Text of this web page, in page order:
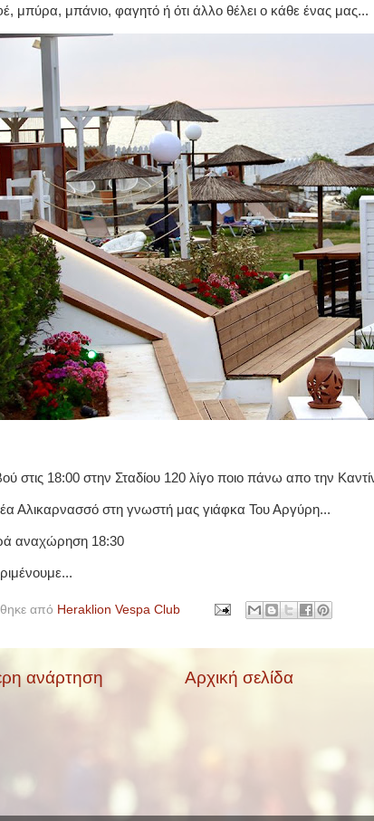
μπύρα, μπάνιο, φαγητό ή ότι άλλο θέλει ο κάθε ένας μας...
στις 18:00 στην Σταδίου 120 λίγο ποιο πάνω απο την
Αλικαρνασσό στη γνωστή μας γιάφκα Του Αργύρη...
αναχώρηση 18:30
από Heraklion Vespa Club
ανάρτηση Αρχική σελίδα